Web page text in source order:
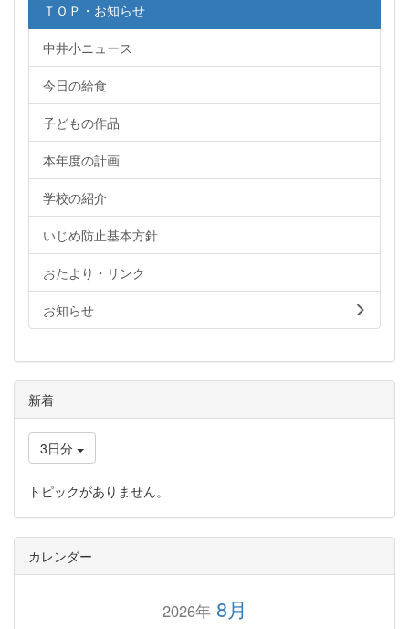
ＴＯＰ・お知らせ
中井小ニュース
今日の給食
子どもの作品
本年度の計画
学校の紹介
いじめ防止基本方針
おたより・リンク
お知らせ
新着
3日分
トピックがありません。
カレンダー
2026年8月